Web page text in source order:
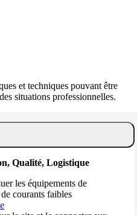
et techniques pouvant être
situations professionnelles.
Qualité, Logistique
les équipements de
courants faibles